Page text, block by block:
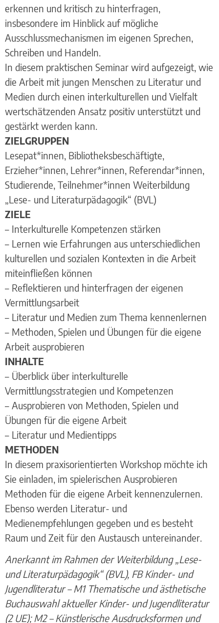
erkennen und kritisch zu hinterfragen,
insbesondere im Hinblick auf mögliche
Ausschlussmechanismen im eigenen Sprechen,
Schreiben und Handeln.
In diesem praktischen Seminar wird aufgezeigt, wie
die Arbeit mit jungen Menschen zu Literatur und
Medien durch einen interkulturellen und Vielfalt
wertschätzenden Ansatz positiv unterstützt und
gestärkt werden kann.
ZIELGRUPPEN
Lesepat*innen, Bibliotheksbeschäftigte,
Erzieher*innen, Lehrer*innen, Referendar*innen,
Studierende, Teilnehmer*innen Weiterbildung
„Lese- und Literaturpädagogik“ (BVL)
ZIELE
– Interkulturelle Kompetenzen stärken
– Lernen wie Erfahrungen aus unterschiedlichen
kulturellen und sozialen Kontexten in die Arbeit
miteinfließen können
– Reflektieren und hinterfragen der eigenen
Vermittlungsarbeit
– Literatur und Medien zum Thema kennenlernen
– Methoden, Spielen und Übungen für die eigene
Arbeit ausprobieren
INHALTE
– Überblick über interkulturelle
Vermittlungsstrategien und Kompetenzen
– Ausprobieren von Methoden, Spielen und
Übungen für die eigene Arbeit
– Literatur und Medientipps
METHODEN
In diesem praxisorientierten Workshop möchte ich
Sie einladen, im spielerischen Ausprobieren
Methoden für die eigene Arbeit kennenzulernen.
Ebenso werden Literatur- und
Medienempfehlungen gegeben und es besteht
Raum und Zeit für den Austausch untereinander.
Anerkannt im Rahmen der Weiterbildung „Lese-
und Literaturpädagogik“ (BVL), FB Kinder- und
Jugendliteratur – M1 Thematische und ästhetische
Buchauswahl aktueller Kinder- und Jugendliteratur
(2 UE); M2 – Künstlerische Ausdrucksformen und